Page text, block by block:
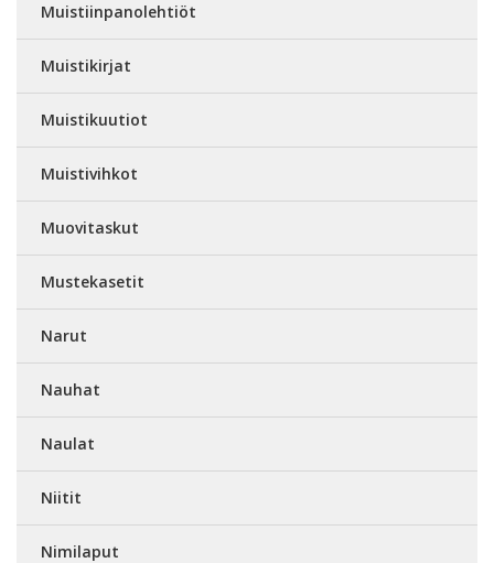
Muistiinpanolehtiöt
Muistikirjat
Muistikuutiot
Muistivihkot
Muovitaskut
Mustekasetit
Narut
Nauhat
Naulat
Niitit
Nimilaput